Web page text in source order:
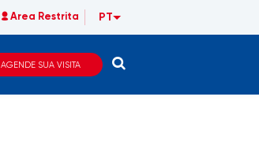
Area Restrita PT
AGENDE SUA VISITA